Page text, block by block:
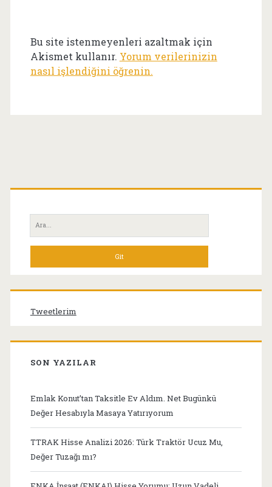
Bu site istenmeyenleri azaltmak için
Akismet kullanır. Yorum verilerinizin
nasıl işlendiğini öğrenin.
Birincil
Yan
Menü
Ara:
Tweetlerim
SON YAZILAR
Emlak Konut’tan Taksitle Ev Aldım. Net Bugünkü
Değer Hesabıyla Masaya Yatırıyorum
TTRAK Hisse Analizi 2026: Türk Traktör Ucuz Mu,
Değer Tuzağı mı?